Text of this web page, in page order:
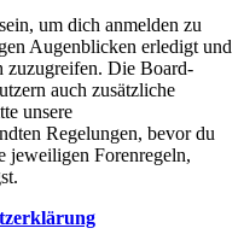
um dich anmelden zu
Augenblicken erledigt und
zuzugreifen. Die Board-
auch zusätzliche
unsere
Regelungen, bevor du
jeweiligen Forenregeln,